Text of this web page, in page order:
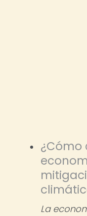
¿Cómo
La